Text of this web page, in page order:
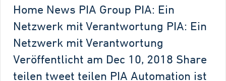
Home News PIA Group PIA: Ein
Netzwerk mit Verantwortung PIA: Ein
Netzwerk mit Verantwortung
Veröffentlicht am Dec 10, 2018 Share
teilen tweet teilen PIA Automation ist